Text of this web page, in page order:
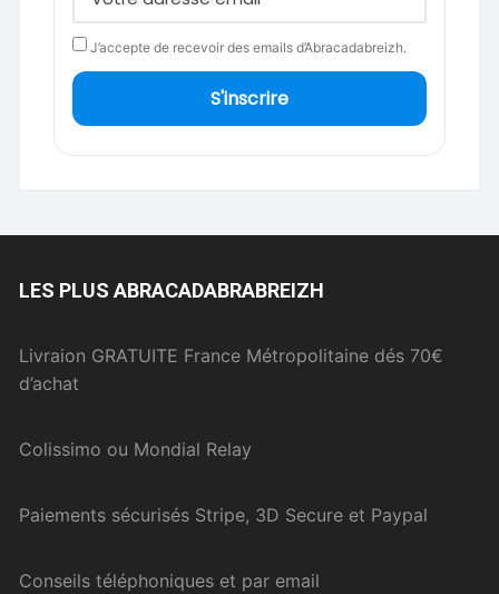
J’accepte de recevoir des emails d’Abracadabreizh.
S'inscrire
LES PLUS ABRACADABRABREIZH
Livraion GRATUITE France Métropolitaine dés 70€
d’achat
Colissimo ou Mondial Relay
Paiements sécurisés Stripe, 3D Secure et Paypal
Conseils téléphoniques et par email